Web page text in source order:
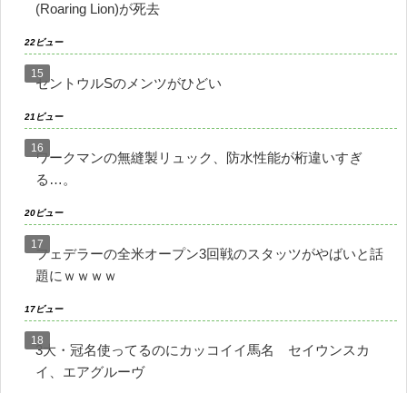
(Roaring Lion)が死去
22ビュー
セントウルSのメンツがひどい
21ビュー
ワークマンの無縫製リュック、防水性能が桁違いすぎ
る…。
20ビュー
フェデラーの全米オープン3回戦のスタッツがやばいと話
題にｗｗｗｗ
17ビュー
3大・冠名使ってるのにカッコイイ馬名 セイウンスカ
イ、エアグルーヴ